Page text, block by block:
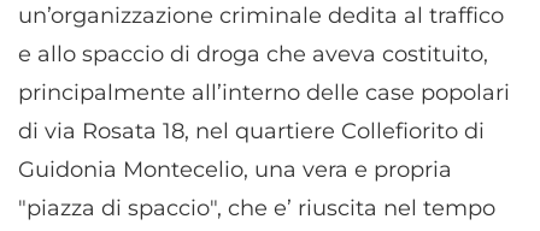
un’organizzazione criminale dedita al traffico
e allo spaccio di droga che aveva costituito,
principalmente all’interno delle case popolari
di via Rosata 18, nel quartiere Collefiorito di
Guidonia Montecelio, una vera e propria
"piazza di spaccio", che e’ riuscita nel tempo